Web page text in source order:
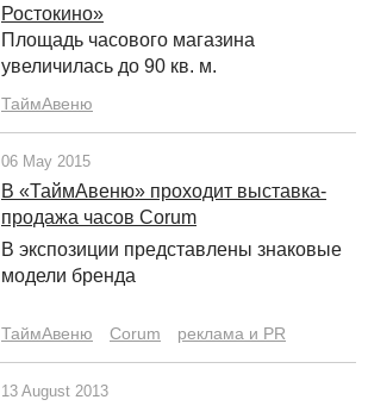
Ростокино»
Площадь часового магазина
увеличилась до 90 кв. м.
ТаймАвеню
06 May 2015
В «ТаймАвеню» проходит выставка-
продажа часов Corum
В экспозиции представлены знаковые
модели бренда
ТаймАвеню Corum реклама и PR
13 August 2013